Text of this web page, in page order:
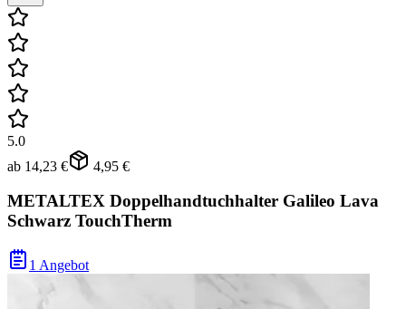
5.0
ab 14,23 € 4,95 €
METALTEX Doppelhandtuchhalter Galileo Lava
Schwarz TouchTherm
1 Angebot